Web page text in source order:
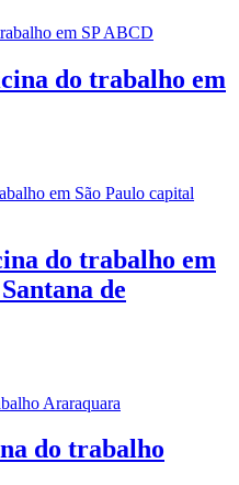
do trabalho em
do trabalho em
de
do trabalho